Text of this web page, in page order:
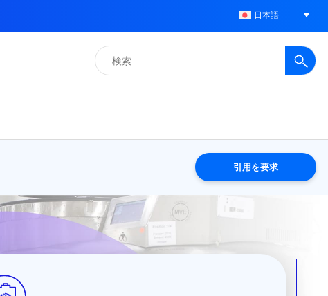
日本語
検
索:
引用を要求